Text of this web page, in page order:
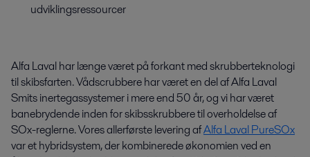
udviklingsressourcer
Alfa Laval har længe været på forkant med skrubberteknologi
til skibsfarten. Vådscrubbere har været en del af Alfa Laval
Smits inertegassystemer i mere end 50 år, og vi har været
banebrydende inden for skibsskrubbere til overholdelse af
SOx-reglerne. Vores allerførste levering afAlfa Laval PureSOx
var et hybridsystem, der kombinerede økonomien ved en